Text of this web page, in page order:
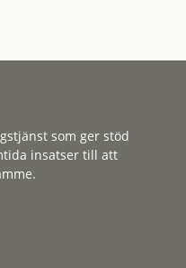
som ger stöd
insatser till att